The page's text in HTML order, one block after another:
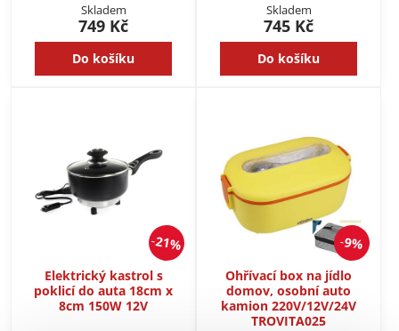
Skladem
749 Kč
Do košíku
Skladem
745 Kč
Do košíku
21%
Elektrický kastrol s
poklicí do auta 18cm x
8cm 150W 12V
9%
Ohřívací box na jídlo
domov, osobní auto
kamion 220V/12V/24V
TROVITA025